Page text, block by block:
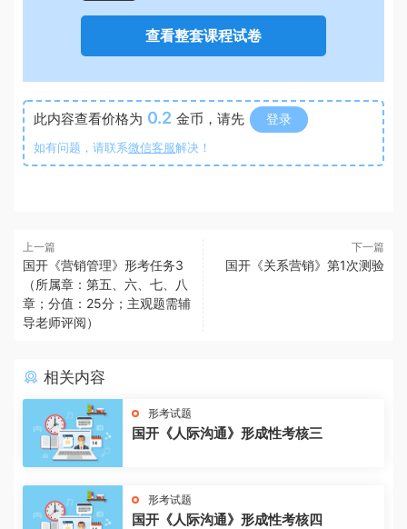
查看整套课程试卷
此内容查看价格为 0.2 金币，请先 登录
如有问题，请联系微信客服解决！
上一篇
国开《营销管理》形考任务3
（所属章：第五、六、七、八
章；分值：25分；主观题需辅
导老师评阅）
下一篇
国开《关系营销》第1次测验
相关内容
形考试题
国开《人际沟通》形成性考核三
形考试题
国开《人际沟通》形成性考核四